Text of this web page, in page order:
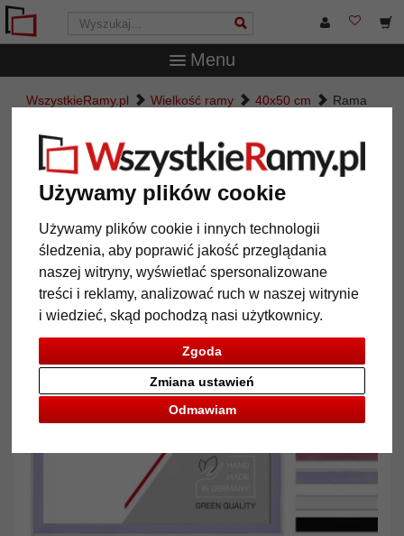
Używamy plików cookie
Używamy plików cookie i innych technologii
śledzenia, aby poprawić jakość przeglądania
naszej witryny, wyświetlać spersonalizowane
treści i reklamy, analizować ruch w naszej witrynie
i wiedzieć, skąd pochodzą nasi użytkownicy.
Zgoda
Odmawiam
Zmiana ustawień
Menu
WszystkieRamy.pl Wielkość ramy 40x50 cm
Rama
Rama drewniana Wadi